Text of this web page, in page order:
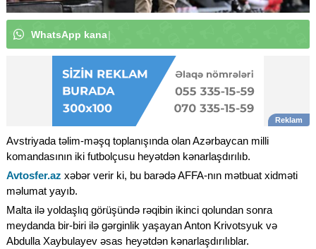
WhatsApp kanal
Avstriyada təlim-məşq toplanışında olan Azərbaycan milli
komandasının iki futbolçusu heyətdən kənarlaşdırılıb.
Avtosfer.az xəbər verir ki, bu barədə AFFA-nın mətbuat xidməti
məlumat yayıb.
Malta ilə yoldaşlıq görüşündə rəqibin ikinci qolundan sonra
meydanda bir-biri ilə gərginlik yaşayan Anton Krivotsyuk və
Abdulla Xaybulayev əsas heyətdən kənarlaşdırılıblar.